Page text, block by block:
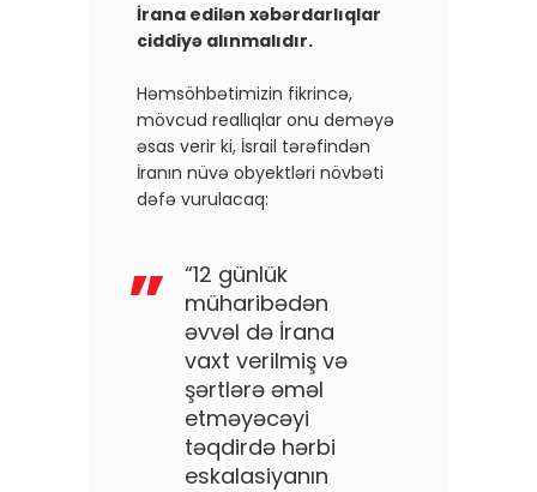
İrana edilən xəbərdarlıqlar
ciddiyə alınmalıdır.
Həmsöhbətimizin fikrincə,
mövcud reallıqlar onu deməyə
əsas verir ki, İsrail tərəfindən
İranın nüvə obyektləri növbəti
dəfə vurulacaq:
“12 günlük
müharibədən
əvvəl də İrana
vaxt verilmiş və
şərtlərə əməl
etməyəcəyi
təqdirdə hərbi
eskalasiyanın